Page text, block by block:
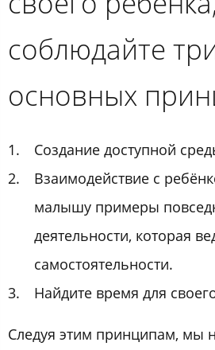
соблюдайте
основных
Создание доступной
Взаимодействие с
малышу примеры
деятельности, которая
самостоятельности.
Найдите время для
Следуя этим принципам, мы